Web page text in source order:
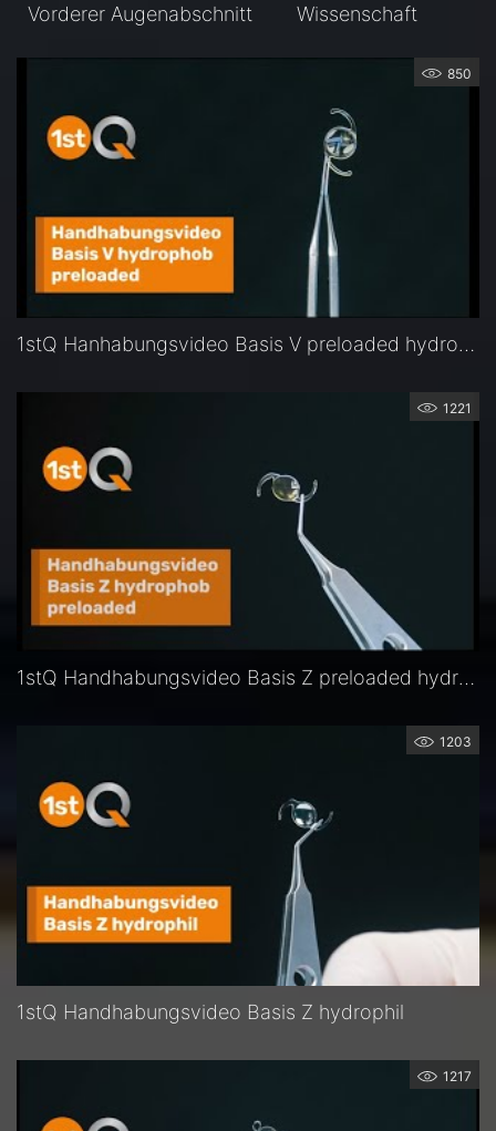
Vorderer Augenabschnitt Wissenschaft
850
1stQ Hanhabungsvideo Basis V preloaded hydrophob
1221
1stQ Handhabungsvideo Basis Z preloaded hydrophob
1203
1stQ Handhabungsvideo Basis Z hydrophil
1217